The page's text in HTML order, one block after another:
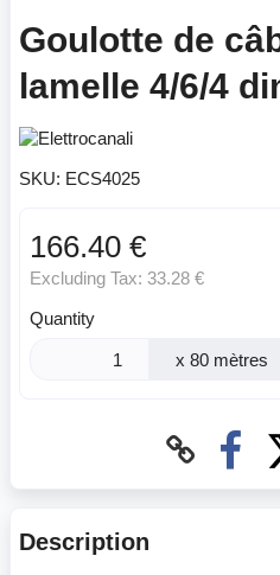
Goulotte de
lamelle 4/6/4
SKU: ECS4025
166.40 €
Excluding Tax: 33.28 €
Quantity
x 80 mètres
Description